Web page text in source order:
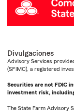
Divulgaciones
Advisory Services
(SFIMC), a registered
Securities are not FDIC
investment risk,
The State Farm Advisory